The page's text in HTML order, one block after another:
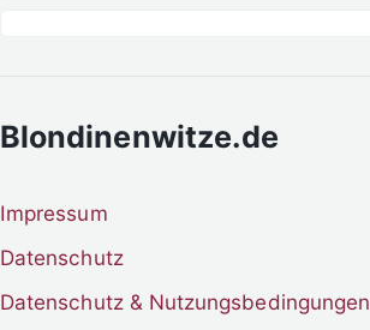
Blondinenwitze.de
Impressum
Datenschutz
Datenschutz & Nutzungsbedingungen